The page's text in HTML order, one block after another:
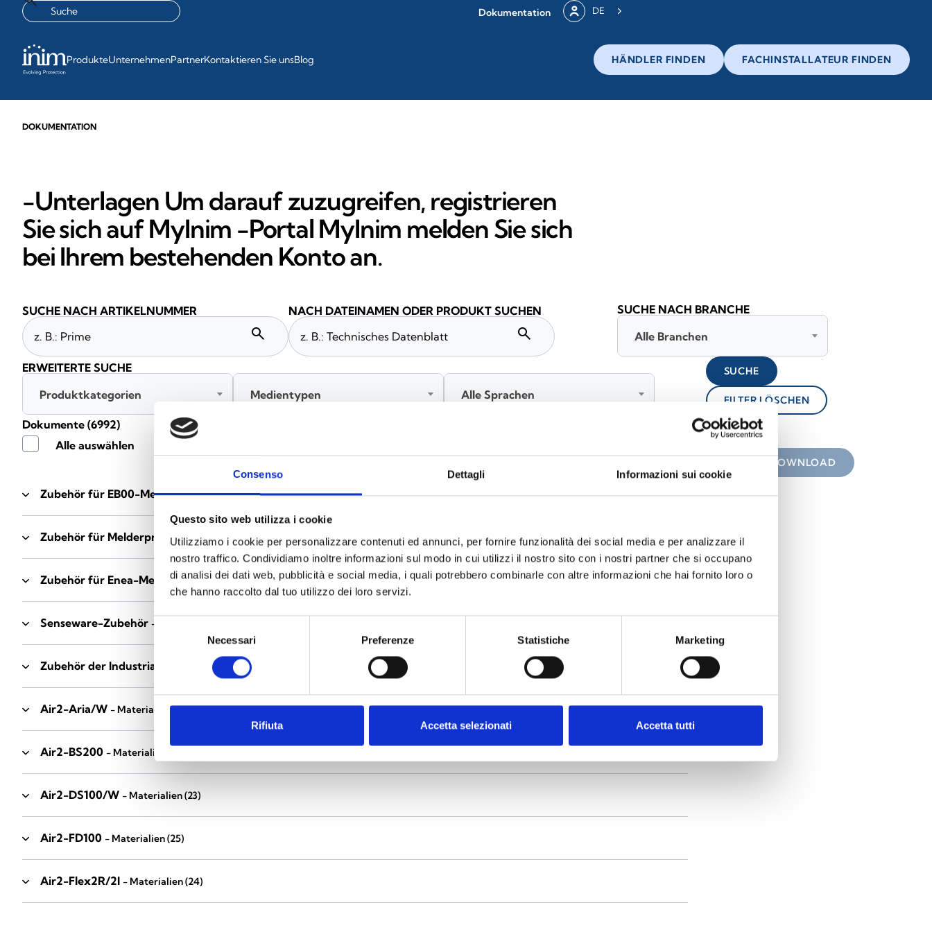
Consenso Dettagli Informazioni sui cookie
Questo sito web utilizza i cookie
Utilizziamo i cookie per personalizzare contenuti ed annunci, per fornire funzionalità dei social media e per analizzare il
nostro traffico. Condividiamo inoltre informazioni sul modo in cui utilizzi il nostro sito con i nostri partner che si occupano
di analisi dei dati web, pubblicità e social media, i quali potrebbero combinarle con altre informazioni che hai fornito loro o
che hanno raccolto dal tuo utilizzo dei loro servizi.
Selezione
Necessari Preferenze Statistiche Marketing
Rifiuta Accetta selezionati Accetta tutti
Dokumentation DE
ProdukteUnternehmenPartnerKontaktieren Sie unsBlog HÄNDLER FINDEN FACHINSTALLATEUR FINDEN
DOKUMENTATION
-Unterlagen Um darauf zuzugreifen, registrieren
Sie sich auf MyInim -Portal MyInim melden Sie sich
bei Ihrem bestehenden Konto an.
Zubehör für EB00-Meldersockel - Materialien(47)
Zubehör für Melderprüfgeräte - Materialien(6)
Zubehör für Enea-Melder - Materialien(35)
Senseware-Zubehör - Materialien
Zubehör der Industrial-Serie - Materialien
Air2-Aria/W - Materialien(23)
Air2-BS200 - Materialien
Air2-DS100/W - Materialien(23)
Air2-FD100 - Materialien(25)
Air2-Flex2R/2I - Materialien(24)
Dokumente (6992)
Alle auswählen
DOWNLOAD
SUCHE NACH ARTIKELNUMMER
search
NACH DATEINAMEN ODER PRODUKT SUCHEN
search
SUCHE NACH BRANCHE
Alle Branchen
ERWEITERTE SUCHE
Produktkategorien
Medientypen Alle Sprachen
SUCHE
FILTER LÖSCHEN